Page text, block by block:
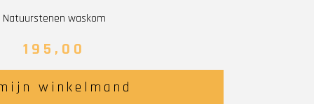
Natuurstenen waskom
195,00
winkelmand